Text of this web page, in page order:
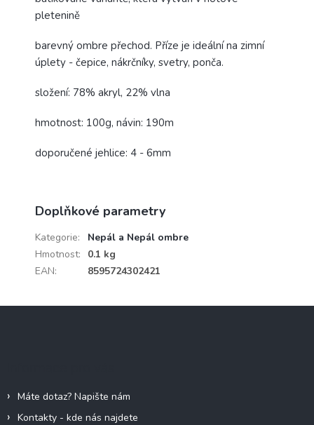
pletenině
barevný ombre přechod. Příze je ideální na zimní
úplety - čepice, nákrčníky, svetry, ponča.
složení: 78% akryl, 22% vlna
hmotnost: 100g, návin: 190m
doporučené jehlice: 4 - 6mm
Doplňkové parametry
Kategorie:
Nepál a Nepál ombre
Hmotnost:
0.1 kg
EAN: 8595724302421
Máte dotaz? Napište nám
Kontakty - kde nás najdete